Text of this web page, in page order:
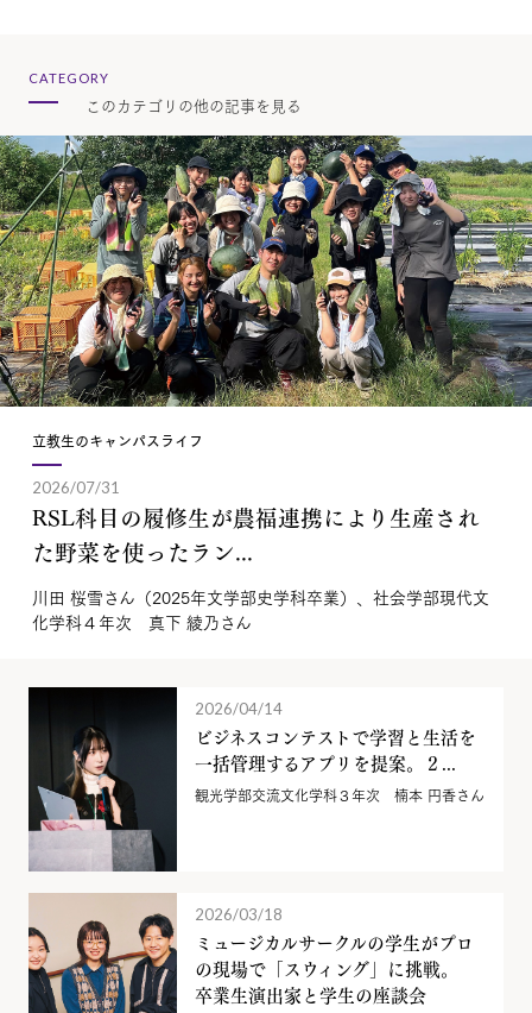
CATEGORY
このカテゴリの他の記事を見る
立教生のキャンパスライフ
2026/07/31
RSL科目の履修生が農福連携により生産され
た野菜を使ったラン...
川田 桜雪さん（2025年文学部史学科卒業）、社会学部現代文
化学科４年次 真下 綾乃さん
2026/04/14
ビジネスコンテストで学習と生活を
一括管理するアプリを提案。２...
観光学部交流文化学科３年次 楠本 円香さん
2026/03/18
ミュージカルサークルの学生がプロ
の現場で「スウィング」に挑戦。
卒業生演出家と学生の座談会